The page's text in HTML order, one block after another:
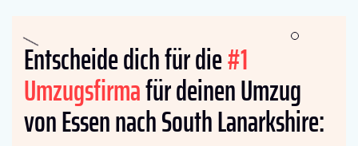
Entscheide dich für die#1
Umzugsfirmafür deinen Umzug
von Essen nach South Lanarkshire: